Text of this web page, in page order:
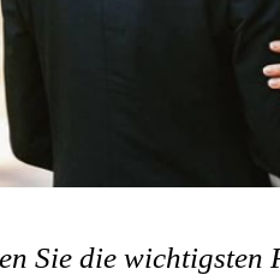
Sie die wichtigsten